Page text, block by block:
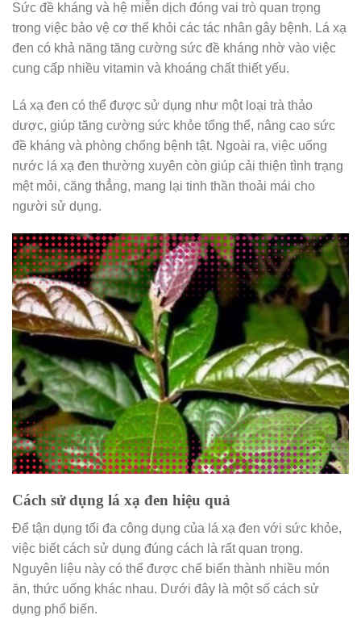
Sức đề kháng và hệ miễn dịch đóng vai trò quan trọng
trong việc bảo vệ cơ thể khỏi các tác nhân gây bệnh. Lá xạ
đen có khả năng tăng cường sức đề kháng nhờ vào việc
cung cấp nhiều vitamin và khoáng chất thiết yếu.
Lá xạ đen có thể được sử dụng như một loại trà thảo
dược, giúp tăng cường sức khỏe tổng thể, nâng cao sức
đề kháng và phòng chống bệnh tật. Ngoài ra, việc uống
nước lá xạ đen thường xuyên còn giúp cải thiện tình trạng
mệt mỏi, căng thẳng, mang lại tinh thần thoải mái cho
người sử dụng.
Cách sử dụng lá xạ đen hiệu quả
Để tận dụng tối đa công dụng của lá xạ đen với sức khỏe,
việc biết cách sử dụng đúng cách là rất quan trọng.
Nguyên liệu này có thể được chế biến thành nhiều món
ăn, thức uống khác nhau. Dưới đây là một số cách sử
dụng phổ biến.